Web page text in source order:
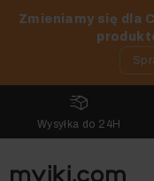
Zmieniamy się dla
Wysyłka do 24H